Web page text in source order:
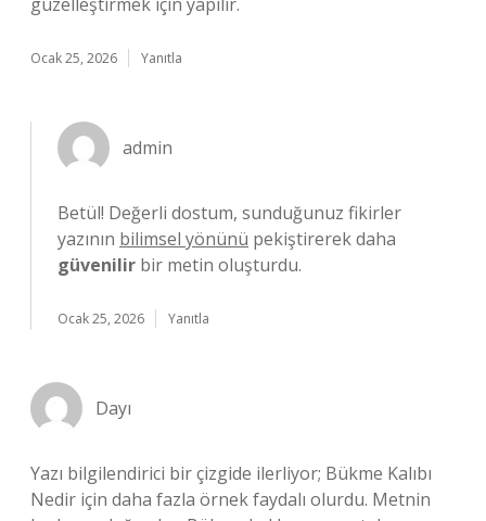
Ocak 25, 2026 Yanıtla
admin
Betül! Değerli dostum, sunduğunuz fikirler
yazının bilimsel yönünü pekiştirerek daha
güvenilir bir metin oluşturdu.
Ocak 25, 2026 Yanıtla
Dayı
Yazı bilgilendirici bir çizgide ilerliyor; Bükme Kalıbı
Nedir için daha fazla örnek faydalı olurdu. Metnin